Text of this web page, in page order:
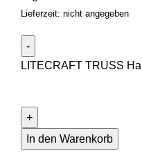
Lieferzeit: nicht angegeben
LITECRAFT TRUSS
In den Warenkorb